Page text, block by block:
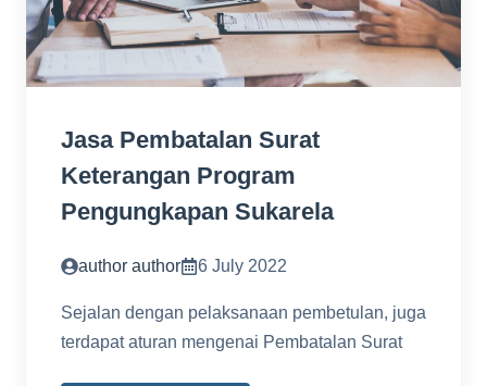
Jasa Pembatalan Surat
Keterangan Program
Pengungkapan Sukarela
author author 6 July 2022
Sejalan dengan pelaksanaan pembetulan, juga
terdapat aturan mengenai Pembatalan Surat